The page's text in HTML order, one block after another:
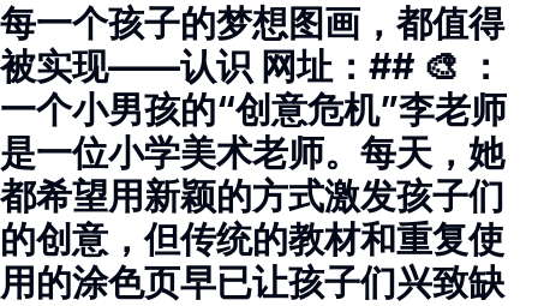
每一个孩子的梦想图画，都值得
被实现——认识 网址：## 🎨 ：
一个小男孩的“创意危机”李老师
是一位小学美术老师。每天，她
都希望用新颖的方式激发孩子们
的创意，但传统的教材和重复使
用的涂色页早已让孩子们兴致缺